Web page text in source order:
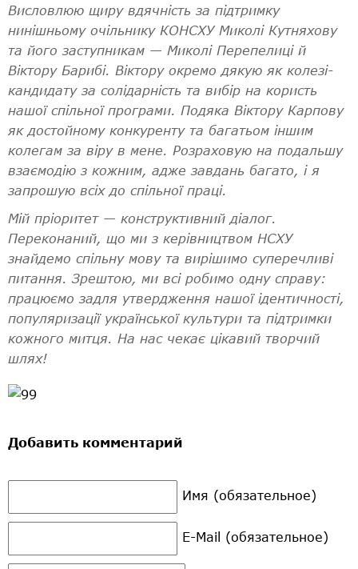
Висловлюю щиру вдячність за підтримку
нинішньому очільнику КОНСХУ Миколі Кутняхову
та його заступникам — Миколі Перепелиці й
Віктору Барибі. Віктору окремо дякую як колезі-
кандидату за солідарність та вибір на користь
нашої спільної програми. Подяка Віктору Карпову
як достойному конкуренту та багатьом іншим
колегам за віру в мене. Розраховую на подальшу
взаємодію з кожним, адже завдань багато, і я
запрошую всіх до спільної праці.
Мій пріоритет — конструктивний діалог.
Переконаний, що ми з керівництвом НСХУ
знайдемо спільну мову та вирішимо суперечливі
питання. Зрештою, ми всі робимо одну справу:
працюємо задля утвердження нашої ідентичності,
популяризації української культури та підтримки
кожного митця. На нас чекає цікавий творчий
шлях!
Добавить комментарий
Имя (обязательное)
E-Mail (обязательное)